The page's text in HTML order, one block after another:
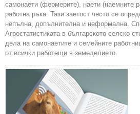
самонаети (фермерите), наети (наемните
работна ръка. Тази заетост често се
непълна, допълнителна и неформална.
Агростатистиката в българското селско
дела на самонаетите и семейните
от всички работещи в земеделието.